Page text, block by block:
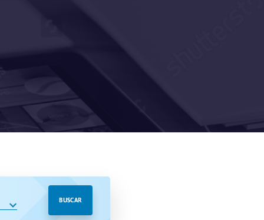
BUSCAR